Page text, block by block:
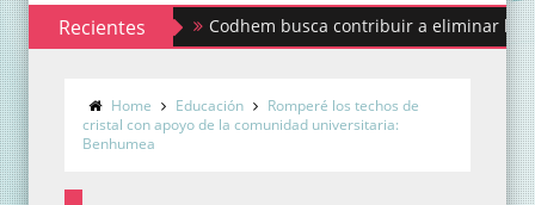
RecientesCodhem busca contribuir a eliminar los
Home Educación
Romperé los techos de
cristal con apoyo de la comunidad universitaria:
Benhumea